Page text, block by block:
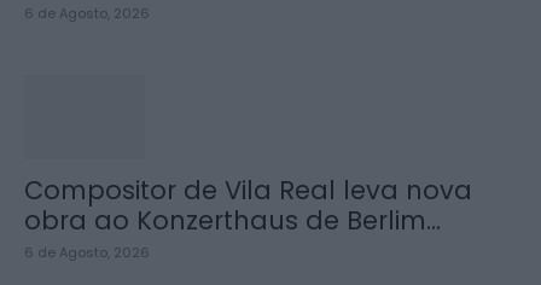
6 de Agosto, 2026
Compositor de Vila Real leva nova
obra ao Konzerthaus de Berlim...
6 de Agosto, 2026